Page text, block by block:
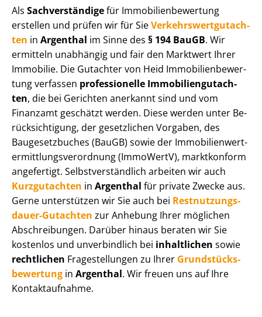
Als Sachverständigefür Im­mo­bi­li­en­be­wer­tung
erstellen und prüfen wir für SieVer­kehrs­wert­gut­ach­
ten in Argenthal im Sinne des § 194 BauGB. Wir
ermitteln unabhängig und fair den Marktwert Ihrer
Immobilie. Die Gutachter von Heid Im­mo­bi­li­en­be­wer­
tung verfassen professionelle Im­mo­bi­li­en­gut­ach­
ten, die bei Gerichten anerkannt sind und vom
Finanzamt geschätzt werden. Diese werden unter Be­
rück­sich­ti­gung, der gesetzlichen Vorgaben, des
Baugesetzbuches (BauGB) sowie der Im­mo­bi­li­en­wert­
ermitt­lungs­ver­ord­nung (ImmoWertV), marktkonform
angefertigt. Selbst­ver­ständ­lich arbeiten wir auch
Kurzgutachten in Argenthal für private Zwecke aus.
Gerne unterstützen wir Sie auch bei Rest­nut­zungs­
dau­er-Gutachten zur Anhebung Ihrer möglichen
Abschreibungen. Darüber hinaus beraten wir Sie
kostenlos und unverbindlich bei inhaltlichen sowie
rechtlichen Fragestellungen zu Ihrer Grund­stücks­
be­wer­tung in Argenthal. Wir freuen uns auf Ihre
Kontaktaufnahme.